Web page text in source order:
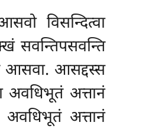
विसन्दित्वा
सवन्तिपसवन्ति
आसवा. आसद्दस्स
अवधिभूतं अत्तानं
अवधिभूतं अत्तानं